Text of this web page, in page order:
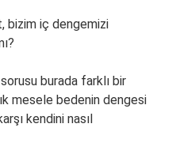
bizim iç dengemizi
burada farklı bir
mesele bedenin dengesi
kendini nasıl